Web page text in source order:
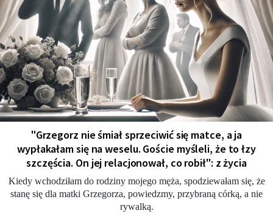
"Grzegorz nie śmiał sprzeciwić się matce, a ja
wypłakałam się na weselu. Goście myśleli, że to łzy
szczęścia. On jej relacjonował, co robił": z życia
Kiedy wchodziłam do rodziny mojego męża, spodziewałam się, że
stanę się dla matki Grzegorza, powiedzmy, przybraną córką, a nie
rywalką.